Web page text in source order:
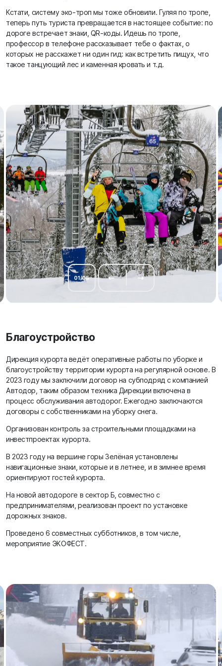
Кстати, систему эко-троп мы тоже обновили. Гуляя по тропе,
теперь путь туриста превращается в настоящее событие: по
дороге встречает знаки, QR-коды. Идешь по тропе,
профессор в телефоне рассказывает тебе о фактах, о
которых не расскажет ни один гид: как встретить пищух, что
такое танцующий лес и каменная кровать и т.д.
01/05
Благоустройство
Дирекция курорта ведёт оперативные работы по уборке и
благоустройству территории курорта на регулярной основе. В
2023 году мы заключили договор на субподряд с компанией
Автодор, таким образом техника Дирекции включена в
процесс обслуживания автодорог. Ежегодно заключаются
договоры с собственниками на уборку снега.
Организован контроль за строительными площадками на
инвестпроектах курорта.
В 2023 году на вершине горы Зелёная установлены
навигационные знаки, которые и в летнее, и в зимнее время
ориентируют гостей курорта.
На новой автодороге в сектор Б, совместно с
предпринимателями, реализован проект по установке
дорожных знаков.
Проведено 6 совместных субботников, в том числе,
мероприятие ЭКОФЕСТ.